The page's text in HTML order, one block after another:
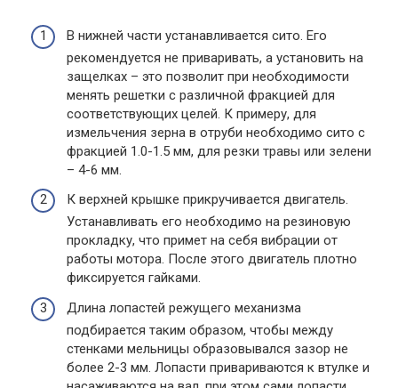
В нижней части устанавливается сито. Его
рекомендуется не приваривать, а установить на
защелках – это позволит при необходимости
менять решетки с различной фракцией для
соответствующих целей. К примеру, для
измельчения зерна в отруби необходимо сито с
фракцией 1.0-1.5 мм, для резки травы или зелени
– 4-6 мм.
К верхней крышке прикручивается двигатель.
Устанавливать его необходимо на резиновую
прокладку, что примет на себя вибрации от
работы мотора. После этого двигатель плотно
фиксируется гайками.
Длина лопастей режущего механизма
подбирается таким образом, чтобы между
стенками мельницы образовывался зазор не
более 2-3 мм. Лопасти привариваются к втулке и